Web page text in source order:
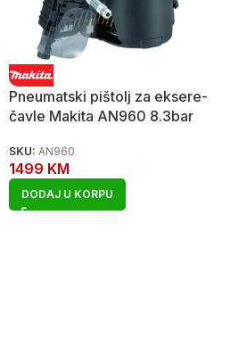
Pneumatski pištolj za eksere-
čavle Makita AN960 8.3bar
SKU: AN960
1499 KM
DODAJ U KORPU